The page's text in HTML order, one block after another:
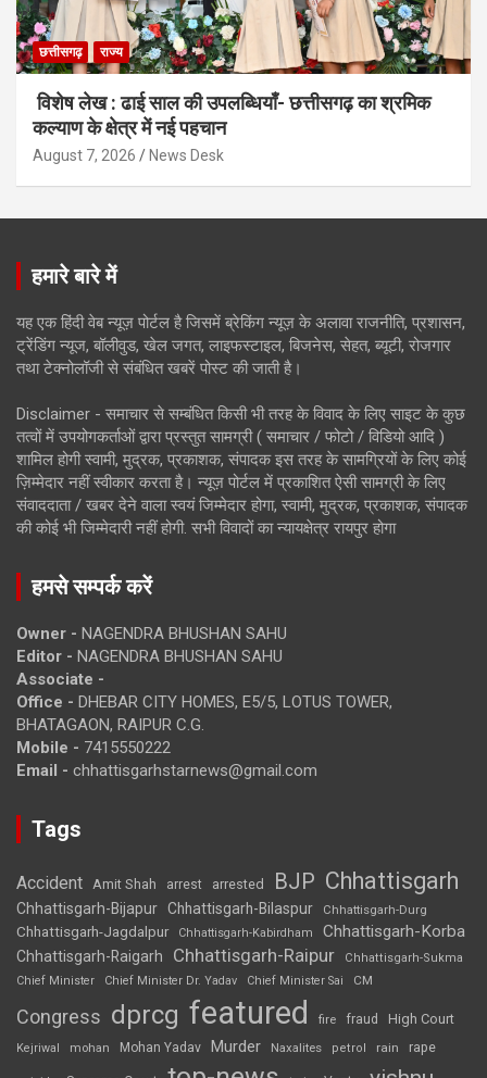
छत्तीसगढ़ राज्य
विशेष लेख : ढाई साल की उपलब्धियाँ- छत्तीसगढ़ का श्रमिक
कल्याण के क्षेत्र में नई पहचान
August 7, 2026 News Desk
हमारे बारे में
यह एक हिंदी वेब न्यूज़ पोर्टल है जिसमें ब्रेकिंग न्यूज़ के अलावा राजनीति, प्रशासन,
ट्रेंडिंग न्यूज, बॉलीवुड, खेल जगत, लाइफस्टाइल, बिजनेस, सेहत, ब्यूटी, रोजगार
तथा टेक्नोलॉजी से संबंधित खबरें पोस्ट की जाती है।
Disclaimer - समाचार से सम्बंधित किसी भी तरह के विवाद के लिए साइट के कुछ
तत्वों में उपयोगकर्ताओं द्वारा प्रस्तुत सामग्री ( समाचार / फोटो / विडियो आदि )
शामिल होगी स्वामी, मुद्रक, प्रकाशक, संपादक इस तरह के सामग्रियों के लिए कोई
ज़िम्मेदार नहीं स्वीकार करता है। न्यूज़ पोर्टल में प्रकाशित ऐसी सामग्री के लिए
संवाददाता / खबर देने वाला स्वयं जिम्मेदार होगा, स्वामी, मुद्रक, प्रकाशक, संपादक
की कोई भी जिम्मेदारी नहीं होगी. सभी विवादों का न्यायक्षेत्र रायपुर होगा
हमसे सम्पर्क करें
Owner - NAGENDRA BHUSHAN SAHU
Editor - NAGENDRA BHUSHAN SAHU
Associate -
Office - DHEBAR CITY HOMES, E5/5, LOTUS TOWER,
BHATAGAON, RAIPUR C.G.
Mobile - 7415550222
Email - chhattisgarhstarnews@gmail.com
Tags
Accident Amit Shah arrest arrested BJP Chhattisgarh
Chhattisgarh-Bijapur Chhattisgarh-Bilaspur Chhattisgarh-Durg
Chhattisgarh-Jagdalpur Chhattisgarh-Kabirdham Chhattisgarh-Korba
Chhattisgarh-Raigarh Chhattisgarh-Raipur
Chhattisgarh-Sukma
Chief Minister
Chief Minister Dr. Yadav Chief Minister Sai CM
Congress dprcg featured fire fraud High Court
Kejriwal mohan Mohan Yadav Murder Naxalites petrol rain rape